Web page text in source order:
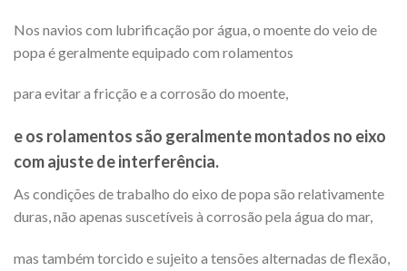
Nos navios com lubrificação por água, o moente do veio de
popa é geralmente equipado com rolamentos
para evitar a fricção e a corrosão do moente,
e os rolamentos são geralmente montados no eixo
com ajuste de interferência.
As condições de trabalho do eixo de popa são relativamente
duras, não apenas suscetíveis à corrosão pela água do mar,
mas também torcido e sujeito a tensões alternadas de flexão,